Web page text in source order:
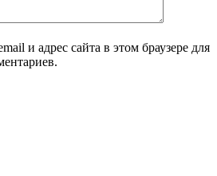
и адрес сайта в этом браузере для